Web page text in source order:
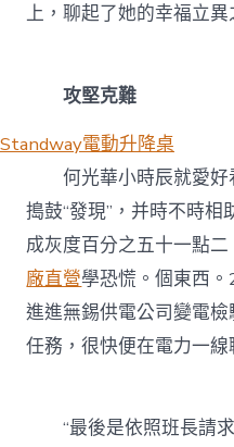
上，聊起了她的幸福立異
攻堅克難
Standway電動升降桌
何光華小時辰就愛好
搗鼓“發現”，并時不時
成灰度百分之五十一點
廠直營學恐慌。個東西
進進無錫供電公司變電
任務，很快便在電力一
“最後是依照班長請求